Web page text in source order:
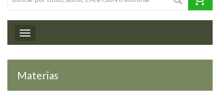
Toggle navigation
Materias